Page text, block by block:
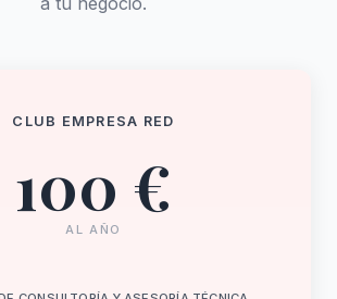
CLUB EMPRESA RED
100 €
AL AÑO